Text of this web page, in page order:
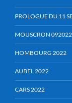
PROLOGUE DU 11
MOUSCRON 092022
HOMBOURG 2022
AUBEL 2022
CARS 2022